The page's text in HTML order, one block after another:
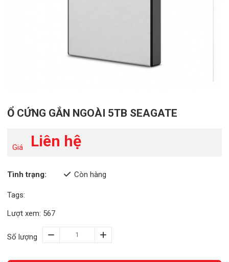
Ổ CỨNG GẮN NGOÀI 5TB SEAGATE
Giá Liên hệ
Tình trạng: Còn hàng
Tags:
Lượt xem: 567
Số lượng